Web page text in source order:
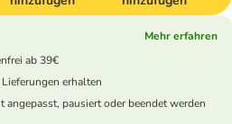
Mehr erfahren
ab 39€
erhalten
angepasst, pausiert oder beendet werden